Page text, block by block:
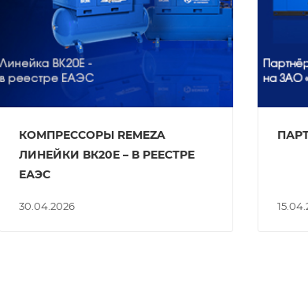
30.04.2026
КОМПРЕССОРЫ REMEZA
ЛИНЕЙКИ ВК20Е – В РЕЕСТРЕ
ЕАЭС